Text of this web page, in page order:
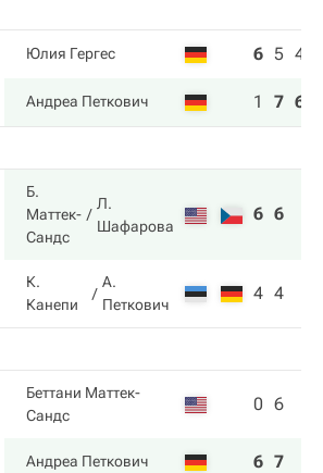
Юлия Гергес 6 5 4
Андреа Петкович 1 7 6
Б.
Маттек-
Сандс
Л.
Шафарова
6 6
К.
Канепи
А.
Петкович
4 4
Беттани Маттек-
Сандс
0 6
Андреа Петкович 6 7